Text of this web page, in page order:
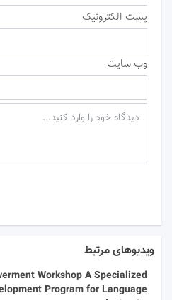
پست الکترونیک
وب سایت
ویدیوهای مرتبط
Workshop A Specialized
Program for Language